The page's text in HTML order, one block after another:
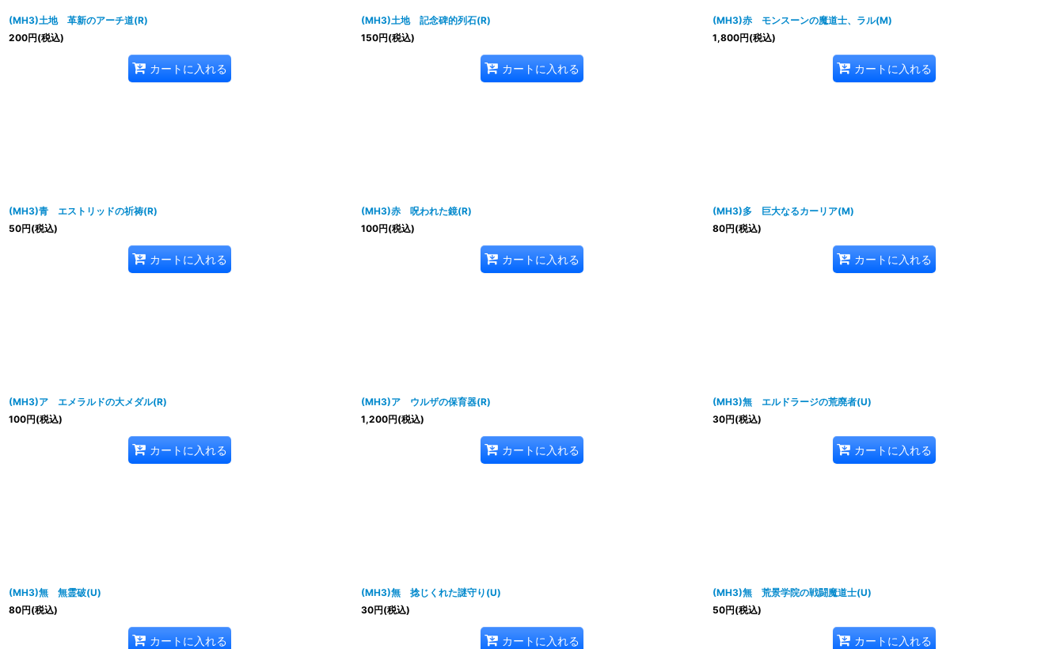
(MH3)土地 革新のアーチ道(R)
200円(税込)
カートに入れる
(MH3)土地 記念碑的列石(R)
150円(税込)
カートに入れる
(MH3)赤 モンスーンの魔道士、ラル(M)
1,800円(税込)
カートに入れる
(MH3)青 エストリッドの祈祷(R)
50円(税込)
カートに入れる
(MH3)赤 呪われた鏡(R)
100円(税込)
カートに入れる
(MH3)多 巨大なるカーリア(M)
80円(税込)
カートに入れる
(MH3)ア エメラルドの大メダル(R)
100円(税込)
カートに入れる
(MH3)ア ウルザの保育器(R)
1,200円(税込)
カートに入れる
(MH3)無 エルドラージの荒廃者(U)
30円(税込)
カートに入れる
(MH3)無 無霊破(U)
80円(税込)
カートに入れる
(MH3)無 捻じくれた謎守り(U)
30円(税込)
カートに入れる
(MH3)無 荒景学院の戦闘魔道士(U)
50円(税込)
カートに入れる